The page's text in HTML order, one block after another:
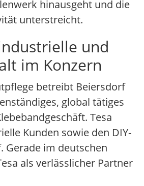
hinausgeht und die
unterstreicht.
und
im Konzern
betreibt Beiersdorf
global tätiges
Tesa
Kunden sowie den DIY-
Gerade im deutschen
als verlässlicher Partner